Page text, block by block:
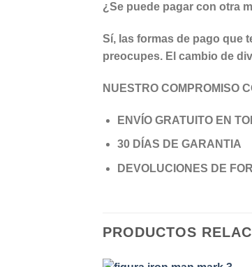
¿Se puede pagar con otra
Sí, las formas de pago que
preocupes. El cambio de
NUESTRO COMPROMISO
ENVÍO GRATUITO EN
30 DÍAS DE GARANTIA
DEVOLUCIONES DE
PRODUCTOS